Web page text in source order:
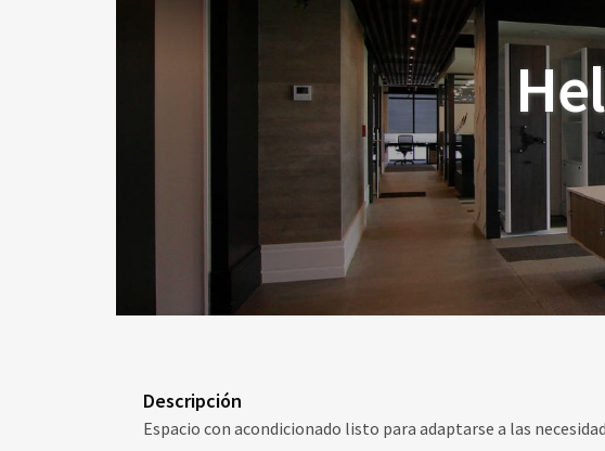
Descripción
Espacio con acondicionado listo para adaptarse a las